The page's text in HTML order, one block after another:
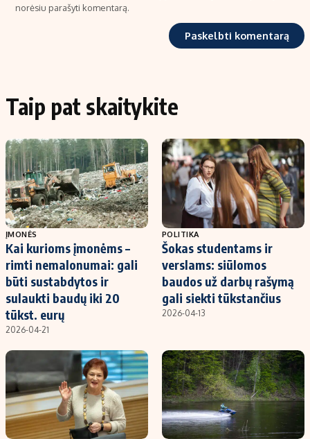
norėsiu parašyti komentarą.
Taip pat skaitykite
ĮMONĖS
Kai kurioms įmonėms –
rimti nemalonumai: gali
būti sustabdytos ir
sulaukti baudų iki 20
tūkst. eurų
2026-04-21
POLITIKA
Šokas studentams ir
verslams: siūlomos
baudos už darbų rašymą
gali siekti tūkstančius
2026-04-13